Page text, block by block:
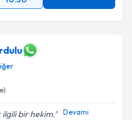
bir hekim. Devamı